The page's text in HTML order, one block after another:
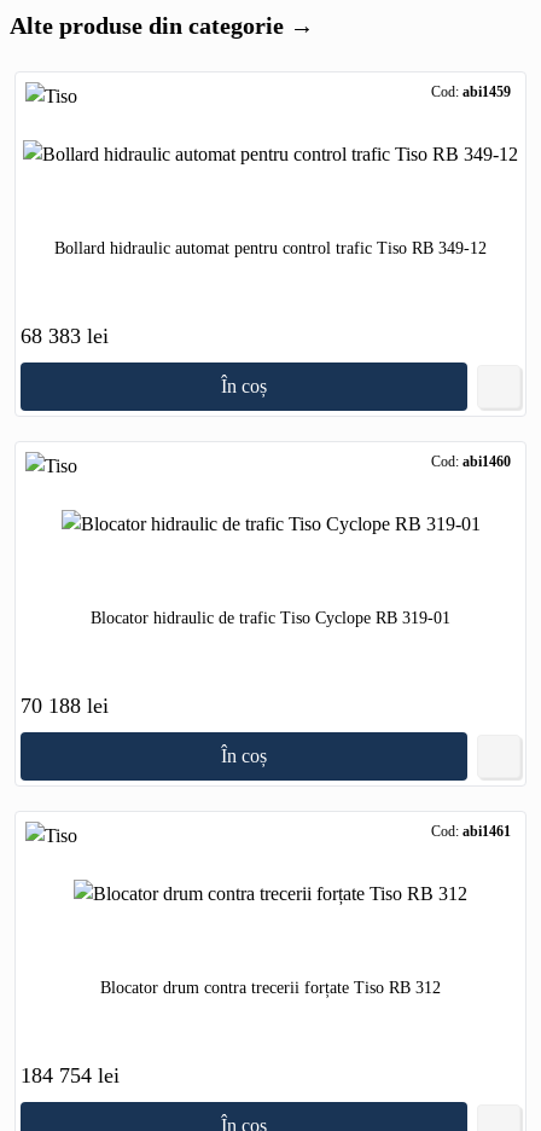
Alte produse din categorie →
Cod: abi1459
Bollard hidraulic automat pentru control trafic Tiso RB 349-12
68 383 lei
În coș
Cod: abi1460
Blocator hidraulic de trafic Tiso Cyclope RB 319-01
70 188 lei
În coș
Cod: abi1461
Blocator drum contra trecerii forțate Tiso RB 312
184 754 lei
În coș